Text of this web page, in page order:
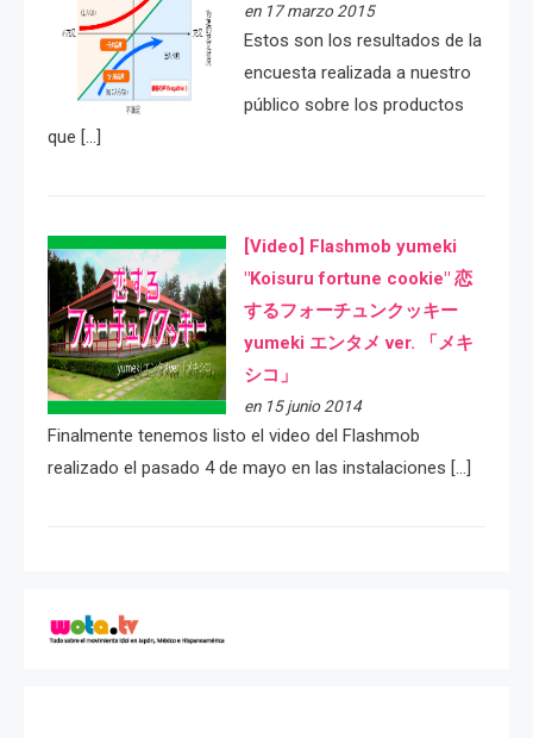
en 17 marzo 2015
Estos son los resultados de la
encuesta realizada a nuestro
público sobre los productos
que […]
[Video] Flashmob yumeki
"Koisuru fortune cookie" 恋
するフォーチュンクッキー
yumeki エンタメ ver. 「メキ
シコ」
en 15 junio 2014
Finalmente tenemos listo el video del Flashmob
realizado el pasado 4 de mayo en las instalaciones […]